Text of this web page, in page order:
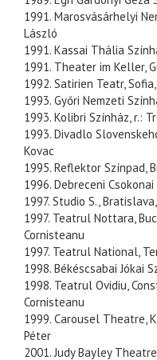
1991. Marosvásárhelyi
László
1991. Kassai Thália
1991. Theater im Keller,
1992. Satirien Teatr,
1993. Győri Nemzeti
1993. Kolibri Színház, r.:
1993. Divadlo
Kovac
1995. Reflektor Színpad,
1996. Debreceni
1997. Studio S.,
1997. Teatrul Nottara,
Cornisteanu
1997. Teatrul National,
1998. Békéscsabai Jókai
1998. Teatrul Ovidiu,
Cornisteanu
1999. Carousel Theatre,
Péter
2001. Judy Bayley